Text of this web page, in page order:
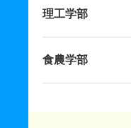
理工学部
食農学部